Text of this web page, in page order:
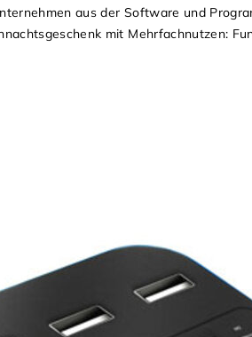
aus der Software und
mit Mehrfachnutzen: